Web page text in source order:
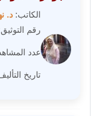
مدونة
عاملة
مدونة
عاملة
الكاتب: د.
رقم
عدد
تاريخ